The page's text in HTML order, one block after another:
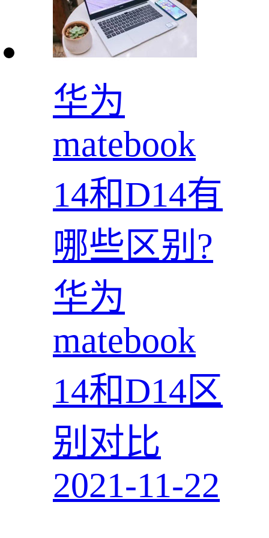
华为
matebook
14和D14有
哪些区别?
华为
matebook
14和D14区
别对比
2021-11-22